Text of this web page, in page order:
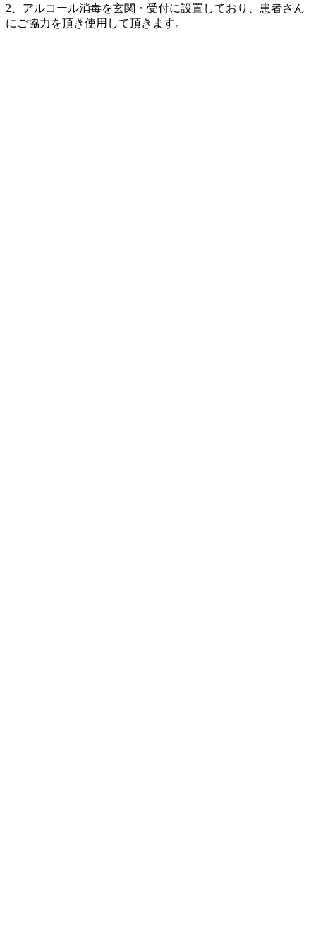
2、アルコール消毒を玄関・受付に設置しており、患者さん
にご協力を頂き使用して頂きます。